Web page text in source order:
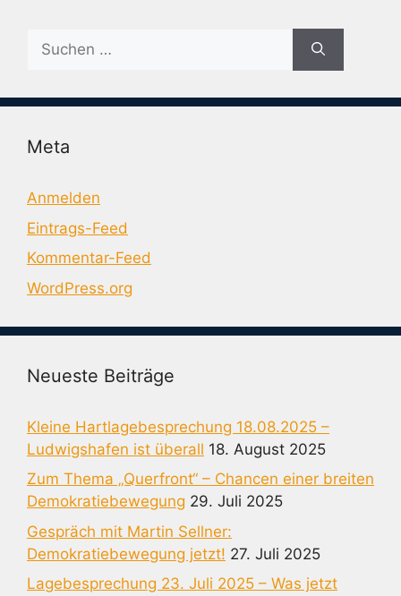
Suche
nach:
Meta
Anmelden
Eintrags-Feed
Kommentar-Feed
WordPress.org
Neueste Beiträge
Kleine Hartlagebesprechung 18.08.2025 –
Ludwigshafen ist überall 18. August 2025
Zum Thema „Querfront“ – Chancen einer breiten
Demokratiebewegung 29. Juli 2025
Gespräch mit Martin Sellner:
Demokratiebewegung jetzt! 27. Juli 2025
Lagebesprechung 23. Juli 2025 – Was jetzt